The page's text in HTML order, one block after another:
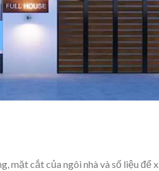
mặt cắt của ngôi nhà và số liệu để